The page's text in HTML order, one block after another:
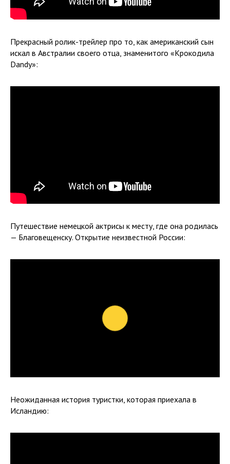
Прекрасный ролик-трейлер про то, как американский сын
искал в Австралии своего отца, знаменитого «Крокодила
Dandy»:
Путешествие немецкой актрисы к месту, где она родилась
— Благовещенску. Открытие неизвестной России:
Неожиданная история туристки, которая приехала в
Исландию: